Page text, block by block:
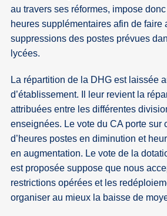
au travers ses réformes, impose
heures supplémentaires afin de faire
suppressions des postes prévues
lycées.
La répartition de la DHG est laissée
d’établissement. Il leur revient la
attribuées entre les différentes
enseignées. Le vote du CA porte sur
d’heures postes en diminution et
en augmentation. Le vote de la
est proposée suppose que nous
restrictions opérées et les
organiser au mieux la baisse de